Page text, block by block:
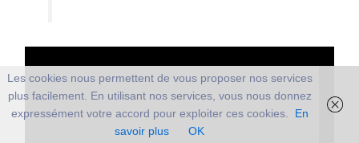
Les cookies nous permettent de vous proposer nos services
plus facilement. En utilisant nos services, vous nous donnez
expressément votre accord pour exploiter ces cookies.
En
savoir plus
OK